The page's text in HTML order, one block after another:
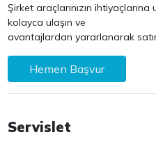
Şirket araçlarınızın
kolayca ulaşın ve
avantajlardan yararlanarak satın
Hemen Başvur
Servislet